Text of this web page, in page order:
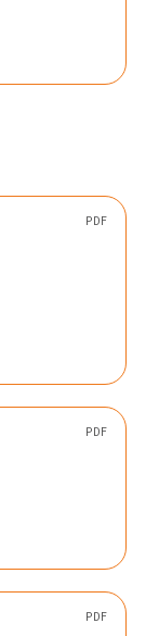
PDF
PDF
PDF